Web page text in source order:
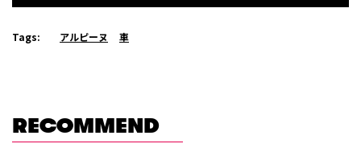
Tags: アルピーヌ 車
RECOMMEND